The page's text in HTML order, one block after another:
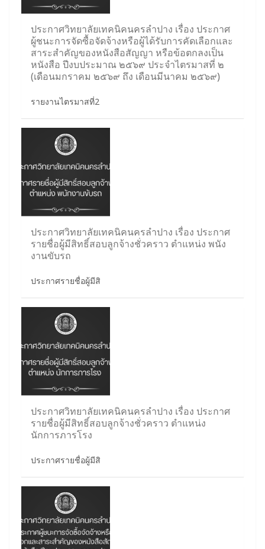
ประกาศวิทยาลัยเทคนิคนครลำปาง เรื่อง ประกาศ
ผู้ชนะการจัดซื้อจัดจ้างหรือผู้ได้รับการคัดเลือกและ
สาระสำคัญของหนังสือสัญญา หรือข้อตกลงเป็น
หนังสือ ปีงบประมาณ ๒๕๖๙ ประจำไตรมาสที่ ๒
(เดือนมกราคม ๒๕๖๙ ถึง เดือนมีนาคม ๒๕๖๙)
รายงานไตรมาสที่2
ประกาศวิทยาลัยเทคนิคนครลำปาง เรื่อง ประกาศ
รายชื่อผู้มีสิทธิ์สอบลูกจ้างชั่วคราว ตำแหน่ง พนัง
งานขับรถ
ประกาศรายชื่อผู้มีสิ
ประกาศวิทยาลัยเทคนิคนครลำปาง เรื่อง ประกาศ
รายชื่อผู้มีสิทธิ์สอบลูกจ้างชั่วคราว ตำแหน่ง
นักการภารโรง
ประกาศรายชื่อผู้มีสิ